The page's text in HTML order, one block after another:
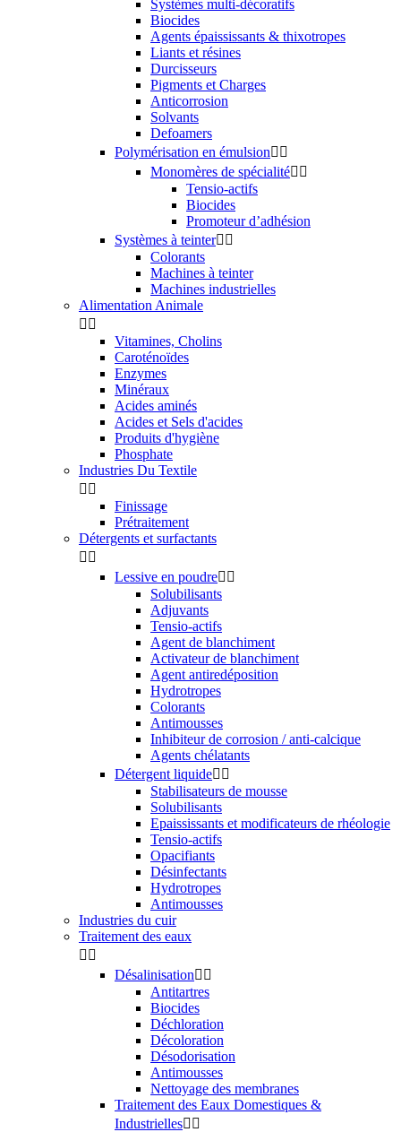
Systèmes multi-décoratifs
Biocides
Agents épaississants & thixotropes
Liants et résines
Durcisseurs
Pigments et Charges
Anticorrosion
Solvants
Defoamers
Polymérisation en émulsion 
Monomères de spécialité 
Tensio-actifs
Biocides
Promoteur d’adhésion
Systèmes à teinter 
Colorants
Machines à teinter
Machines industrielles
Alimentation Animale
 
Vitamines, Cholins
Caroténoïdes
Enzymes
Minéraux
Acides aminés
Acides et Sels d'acides
Produits d'hygiène
Phosphate
Industries Du Textile
 
Finissage
Prétraitement
Détergents et surfactants
 
Lessive en poudre 
Solubilisants
Adjuvants
Tensio-actifs
Agent de blanchiment
Activateur de blanchiment
Agent antiredéposition
Hydrotropes
Colorants
Antimousses
Inhibiteur de corrosion / anti-calcique
Agents chélatants
Détergent liquide 
Stabilisateurs de mousse
Solubilisants
Epaississants et modificateurs de rhéologie
Tensio-actifs
Opacifiants
Désinfectants
Hydrotropes
Antimousses
Industries du cuir
Traitement des eaux
 
Désalinisation 
Antitartres
Biocides
Déchloration
Décoloration
Désodorisation
Antimousses
Nettoyage des membranes
Traitement des Eaux Domestiques &
Industrielles 